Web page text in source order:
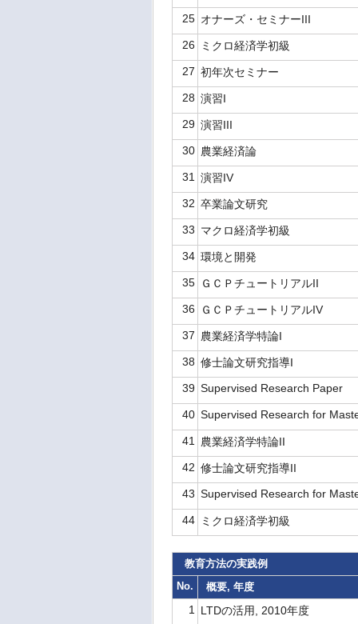
25 オナーズ・セミナーIII
26
ミクロ経済学初級
27 初年次セミナー
28 演習I
29 演習III
30 農業経済論
31
演習IV
32 卒業論文研究
33 マクロ経済学初級
34 環境と開発
35
ＧＣＰチュートリアルII
36
ＧＣＰチュートリアルIV
37 農業経済学特論I
38 修士論文研究指導I
39 Supervised Research Paper
40 Supervised Research for
41
農業経済学特論II
42 修士論文研究指導II
43 Supervised Research for
44 ミクロ経済学初級
教育方法の実践例
No.
概要, 年度
1 LTDの活用, 2010年度